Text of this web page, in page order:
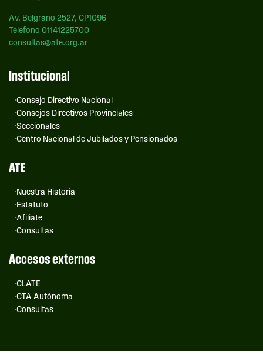
Av. Belgrano 2527, CP1096
Telefono 01141225700
consultas@ate.org.ar
Institucional
Consejo Directivo Nacional
Consejos Directivos Provinciales
Seccionales
Centro Nacional de Jubilados y Pensionados
ATE
Nuestra Historia
Estatuto
Afiliate
Consultas
Accesos externos
CLATE
CTA Autónoma
Consultas